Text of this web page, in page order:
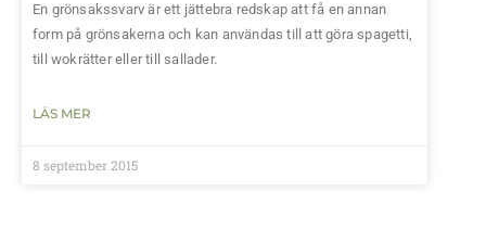
En grönsakssvarv är ett jättebra redskap att få en annan
form på grönsakerna och kan användas till att göra spagetti,
till wokrätter eller till sallader.
LÄS MER
8 september 2015